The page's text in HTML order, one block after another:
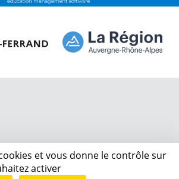
et vous donne le contrôle sur
activer